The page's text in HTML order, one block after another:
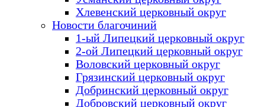
Хлевенский церковный округ
Новости благочиний
1-ый Липецкий церковный округ
2-ой Липецкий церковный округ
Воловский церковный округ
Грязинский церковный округ
Добринский церковный округ
Добровский церковный округ